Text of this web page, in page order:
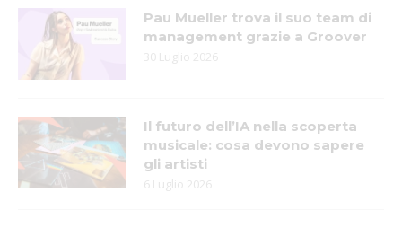
Pau Mueller trova il suo team di
management grazie a Groover
30 Luglio 2026
Il futuro dell’IA nella scoperta
musicale: cosa devono sapere
gli artisti
6 Luglio 2026